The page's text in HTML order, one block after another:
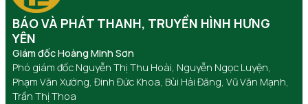
BÁO VÀ PHÁT THANH, TRUYỀN HÌNH HƯNG
YÊN
Giám đốc Hoàng Minh Sơn
Phó giám đốc Nguyễn Thị Thu Hoài, Nguyễn Ngọc Luyện,
Phạm Văn Xướng, Đinh Đức Khoa, Bùi Hải Đăng, Vũ Văn Mạnh,
Trần Thị Thoa